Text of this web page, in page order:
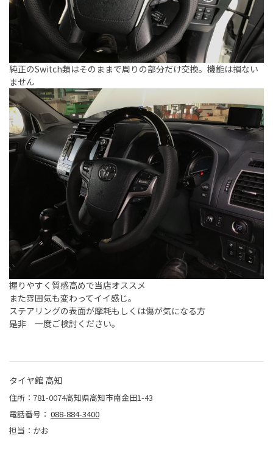
純正のSwitch類はそのままで周りの部分だけ交換。機能は損ない
ません
握りやすく質感高めで当店オススメ
また雰囲気も変わってイイ感じ。
ステアリングの表面が摩耗もしくは傷が気になる方
是非 一度ご検討ください。
タイヤ館 高知
住所：781-0074高知県高知市南金田1-43
電話番号： 088-884-3400
担当：かお